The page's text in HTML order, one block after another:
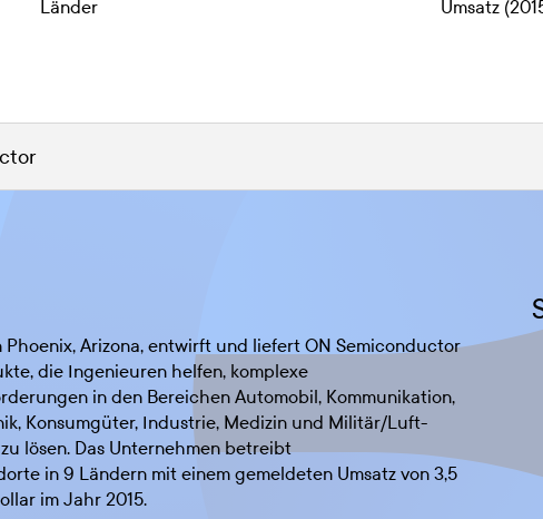
Länder Umsatz
Arizona, entwirft und liefert ON Semiconductor
die Ingenieuren helfen, komplexe
in den Bereichen Automobil, Kommunikation,
Konsumgüter, Industrie, Medizin und Militär/Luft-
lösen. Das Unternehmen betreibt
in 9 Ländern mit einem gemeldeten Umsatz von 3,5
im Jahr 2015.